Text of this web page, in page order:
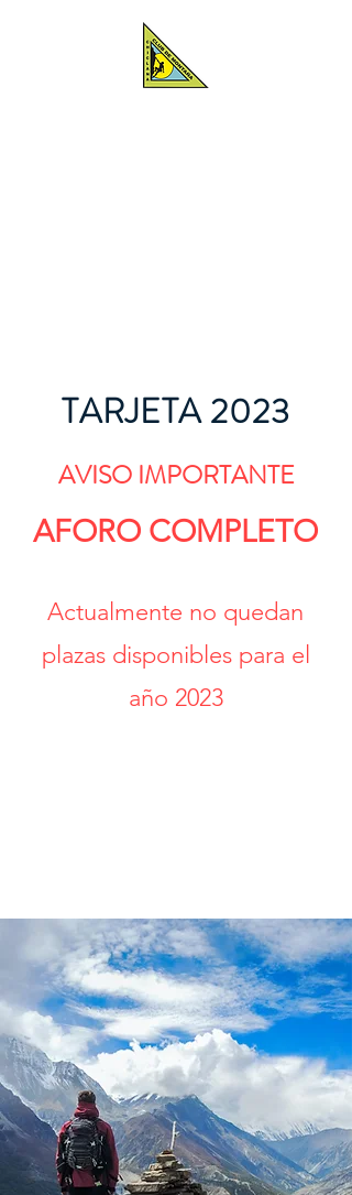
TARJETA 2023
AVISO IMPORTANTE
AFORO COMPLETO
​Actualmente no quedan
plazas disponibles para el
año 2023